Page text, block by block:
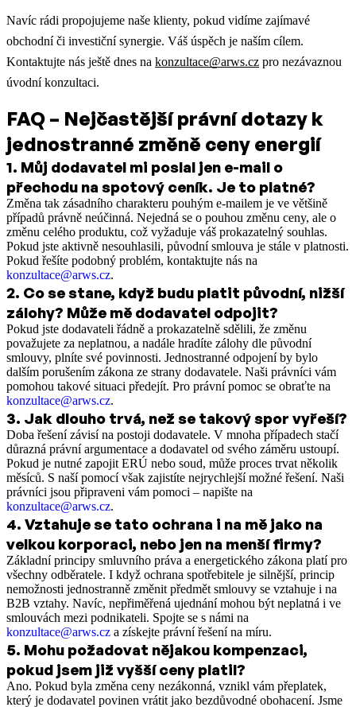
Navíc rádi propojujeme naše klienty, pokud vidíme zajímavé
obchodní či investiční synergie. Váš úspěch je naším cílem.
Kontaktujte nás ještě dnes na konzultace@arws.cz pro nezávaznou
úvodní konzultaci.
FAQ – Nejčastější právní dotazy k
jednostranné změně ceny energií
1. Můj dodavatel mi poslal jen e-mail o
přechodu na spotový ceník. Je to platné?
Změna tak zásadního charakteru pouhým e-mailem je ve většině
případů právně neúčinná. Nejedná se o pouhou změnu ceny, ale o
změnu celého produktu, což vyžaduje váš prokazatelný souhlas.
Pokud jste aktivně nesouhlasili, původní smlouva je stále v platnosti.
Pokud řešíte podobný problém, kontaktujte nás na
konzultace@arws.cz.
2. Co se stane, když budu platit původní, nižší
zálohy? Může mě dodavatel odpojit?
Pokud jste dodavateli řádně a prokazatelně sdělili, že změnu
považujete za neplatnou, a nadále hradíte zálohy dle původní
smlouvy, plníte své povinnosti. Jednostranné odpojení by bylo
dalším porušením zákona ze strany dodavatele. Naši právníci vám
pomohou takové situaci předejít. Pro právní pomoc se obraťte na
konzultace@arws.cz.
3. Jak dlouho trvá, než se takový spor vyřeší?
Doba řešení závisí na postoji dodavatele. V mnoha případech stačí
důrazná právní argumentace a dodavatel od svého záměru ustoupí.
Pokud je nutné zapojit ERÚ nebo soud, může proces trvat několik
měsíců. S naší pomocí však zajistíte nejrychlejší možné řešení. Naši
právníci jsou připraveni vám pomoci – napište na
konzultace@arws.cz.
4. Vztahuje se tato ochrana i na mě jako na
velkou korporaci, nebo jen na menší firmy?
Základní principy smluvního práva a energetického zákona platí pro
všechny odběratele. I když ochrana spotřebitele je silnější, princip
nemožnosti jednostranně změnit předmět smlouvy se vztahuje i na
B2B vztahy. Navíc, nepřiměřená ujednání mohou být neplatná i ve
smlouvách mezi podnikateli. Spojte se s námi na
konzultace@arws.cz a získejte právní řešení na míru.
5. Mohu požadovat nějakou kompenzaci,
pokud jsem již vyšší ceny platil?
Ano. Pokud byla změna ceny nezákonná, vznikl vám přeplatek,
který je dodavatel povinen vrátit jako bezdůvodné obohacení. Jsme